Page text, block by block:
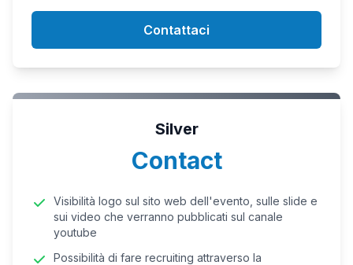
Contattaci
Silver
Contact
Visibilità logo sul sito web dell'evento, sulle slide e
sui video che verranno pubblicati sul canale
youtube
Possibilità di fare recruiting attraverso la